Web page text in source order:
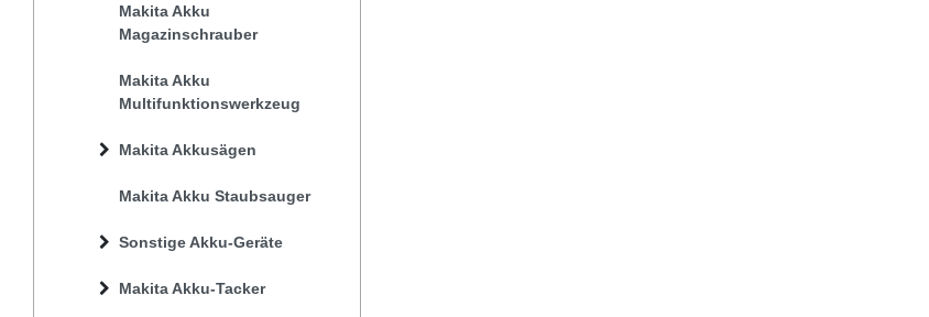
Makita Akku
Magazinschrauber
Makita Akku
Multifunktionswerkzeug
Makita Akkusägen
Makita Akku Staubsauger
Sonstige Akku-Geräte
Makita Akku-Tacker